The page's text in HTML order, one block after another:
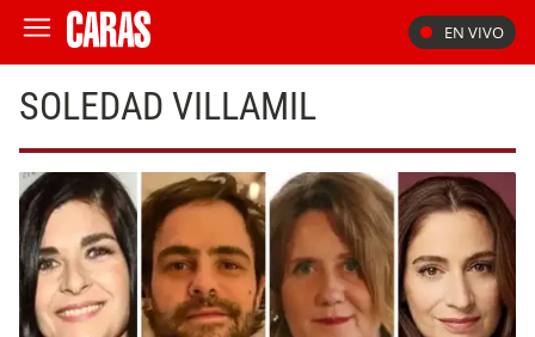
EN VIVO
SOLEDAD VILLAMIL